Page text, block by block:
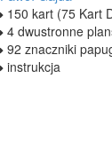
150 kart (75 Kart
4 dwustronne
92 znaczniki
instrukcja